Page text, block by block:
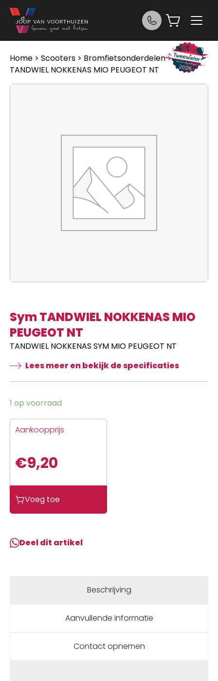
Ga naar de inhoud
Home > Scooters > Bromfietsonderdelen> Sym
TANDWIEL NOKKENAS MIO PEUGEOT NT
Sym TANDWIEL NOKKENAS MIO
PEUGEOT NT
TANDWIEL NOKKENAS SYM MIO PEUGEOT NT
Lees meer en bekijk de specificaties
1 op voorraad
Aankoopprijs
€9,20
TANDWIEL
NOKKENAS
PEUGEOT
NT
Voeg toe
Deel dit artikel
Beschrijving
Aanvullende informatie
Contact opnemen